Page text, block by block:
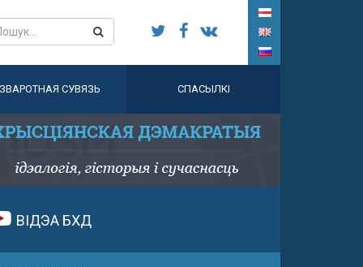
ЗВАРОТНАЯ СУВЯЗЬ СПАСЫЛКІ
ВІДЭА БХД